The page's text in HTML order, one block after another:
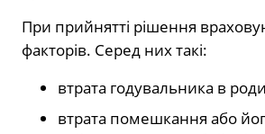
При прийнятті рішення
факторів. Серед них такі:
втрата годувальника в
втрата помешкання або